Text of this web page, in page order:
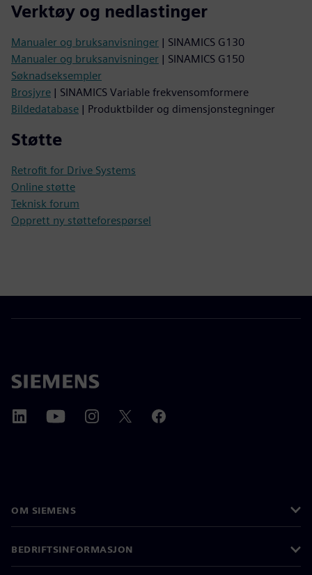
Verktøy og nedlastinger
Manualer og bruksanvisninger | SINAMICS G130
Manualer og bruksanvisninger | SINAMICS G150
Søknadseksempler
Brosjyre | SINAMICS Variable frekvensomformere
Bildedatabase | Produktbilder og dimensjonstegninger
Støtte
Retrofit for Drive Systems
Online støtte
Teknisk forum
Opprett ny støtteforespørsel
OM SIEMENS
BEDRIFTSINFORMASJON